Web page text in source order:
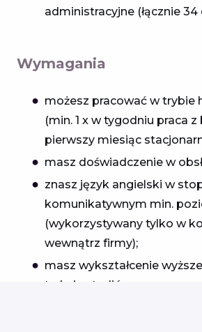
administracyjne (łącznie 34
Wymagania
możesz pracować w trybie
(min. 1 x w tygodniu praca z
pierwszy miesiąc
masz doświadczenie w
znasz język angielski w
komunikatywnym min.
(wykorzystywany tylko w
wewnątrz firmy);
masz wykształcenie
trakcie studiów;